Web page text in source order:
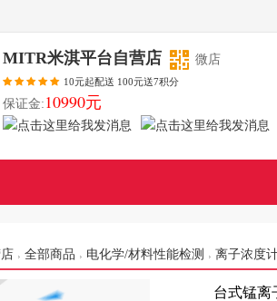
MITR米淇平台自营店 微店
10元起配送 100元送7积分
保证金: 10990元
全部商品 电化学/材料性能检测 离子浓度
台式锰离